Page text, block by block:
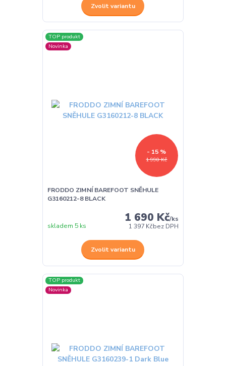
Zvolit variantu
TOP produkt
Novinka
1 990 Kč
- 15 %
FRODDO ZIMNÍ BAREFOOT SNĚHULE
G3160212-8 BLACK
1 690 Kč/ks
1 397 Kčbez DPH
skladem 5 ks
Zvolit variantu
TOP produkt
Novinka